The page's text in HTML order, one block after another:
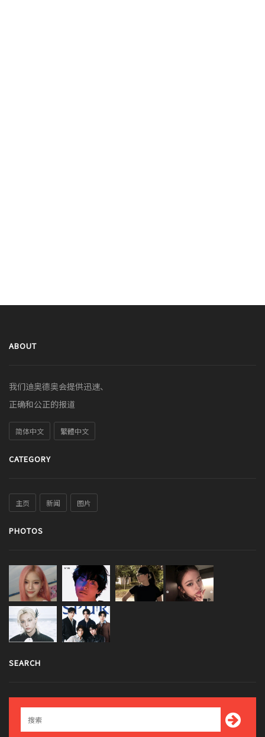
ABOUT
我们迪奥德奥会提供迅速、
正确和公正的报道
简体中文 繁體中文
CATEGORY
主页 新闻 图片
PHOTOS
SEARCH